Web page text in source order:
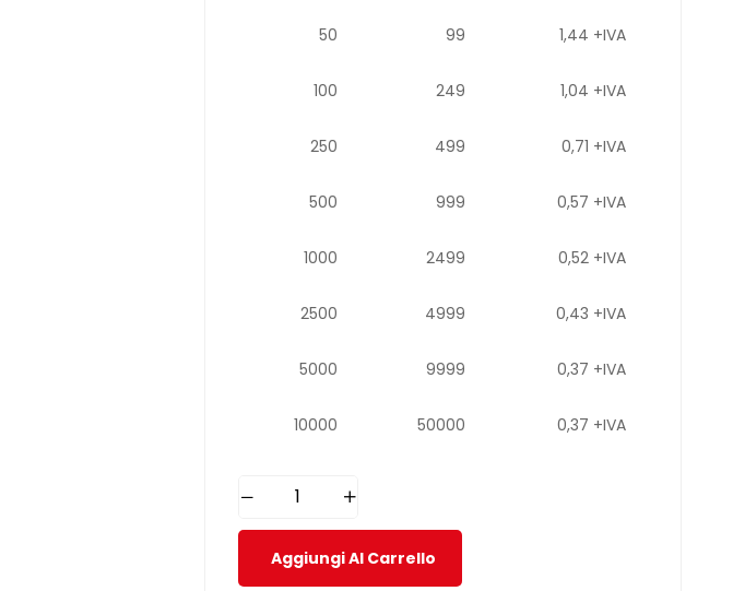
50 99 1,44 +IVA
100 249 1,04 +IVA
250 499 0,71 +IVA
500 999 0,57 +IVA
1000 2499 0,52 +IVA
2500 4999 0,43 +IVA
5000 9999 0,37 +IVA
10000 50000 0,37 +IVA
Aggiungi Al Carrello